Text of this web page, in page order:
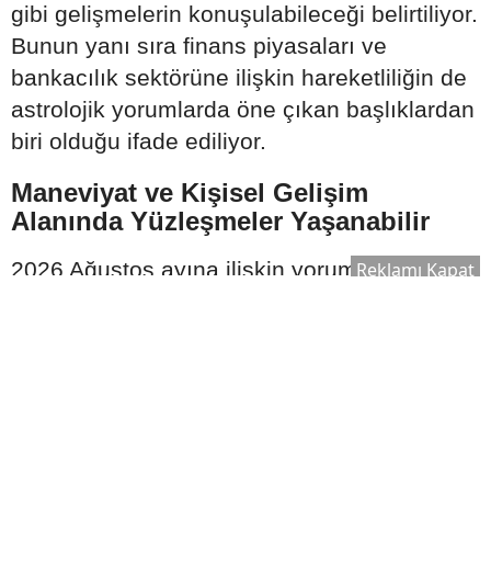
gibi gelişmelerin konuşulabileceği belirtiliyor.
Bunun yanı sıra finans piyasaları ve
bankacılık sektörüne ilişkin hareketliliğin de
astrolojik yorumlarda öne çıkan başlıklardan
biri olduğu ifade ediliyor.
Maneviyat ve Kişisel Gelişim
Alanında Yüzleşmeler Yaşanabilir
2026 Ağustos ayına ilişkin yorumlarda dikkat
Reklamı Kapat